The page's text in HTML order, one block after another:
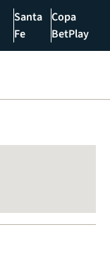
Santa
Fe
Copa
BetPlay